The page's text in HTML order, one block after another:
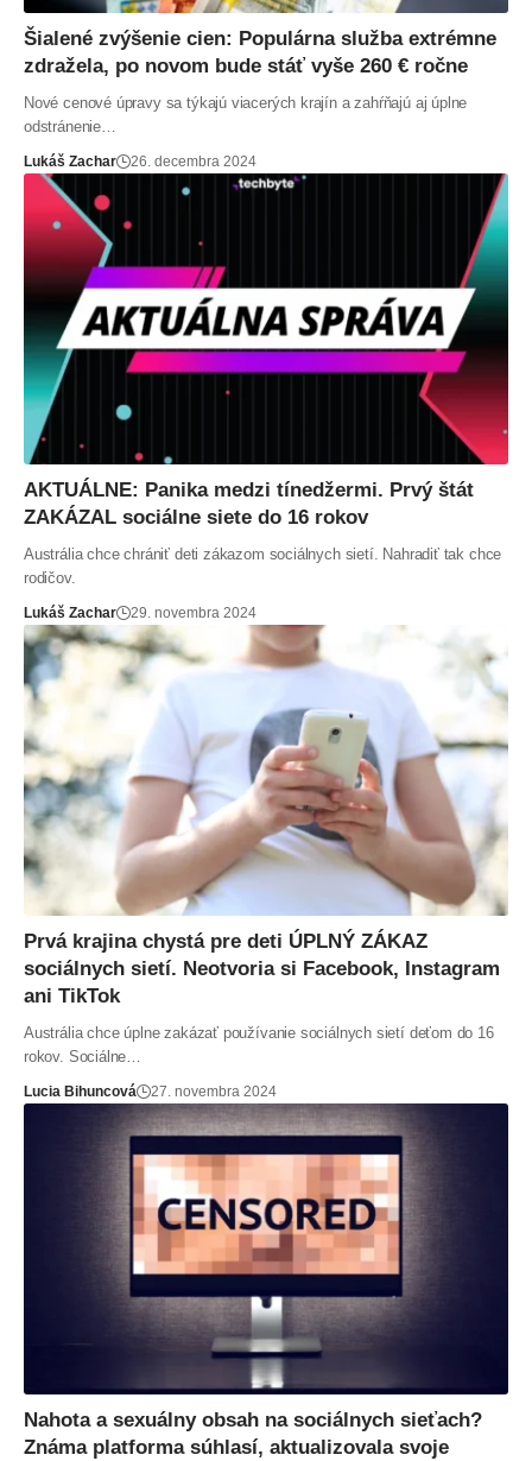
Šialené zvýšenie cien: Populárna služba extrémne
zdražela, po novom bude stáť vyše 260 € ročne
Nové cenové úpravy sa týkajú viacerých krajín a zahŕňajú aj úplne
odstránenie…
Lukáš Zachar 26. decembra 2024
AKTUÁLNE: Panika medzi tínedžermi. Prvý štát
ZAKÁZAL sociálne siete do 16 rokov
Austrália chce chrániť deti zákazom sociálnych sietí. Nahradiť tak chce
rodičov.
Lukáš Zachar 29. novembra 2024
Prvá krajina chystá pre deti ÚPLNÝ ZÁKAZ
sociálnych sietí. Neotvoria si Facebook, Instagram
ani TikTok
Austrália chce úplne zakázať používanie sociálnych sietí deťom do 16
rokov. Sociálne…
Lucia Bihuncová 27. novembra 2024
Nahota a sexuálny obsah na sociálnych sieťach?
Známa platforma súhlasí, aktualizovala svoje